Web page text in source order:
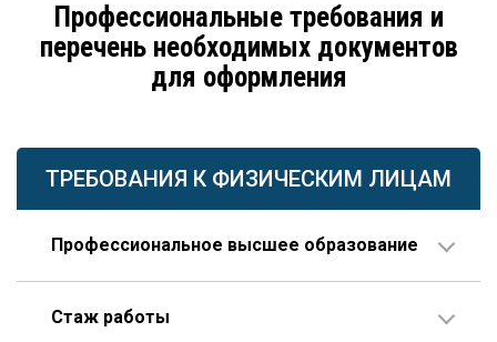
Профессиональные требования и
перечень необходимых документов
для оформления
ТРЕБОВАНИЯ К ФИЗИЧЕСКИМ ЛИЦАМ
Профессиональное высшее образование
проектирования.
Стаж работы